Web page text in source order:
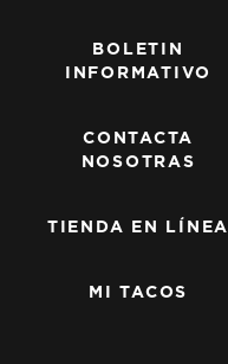
BOLETIN
INFORMATIVO
CONTACTA
NOSOTRAS
TIENDA EN LÍNEA
MI TACOS